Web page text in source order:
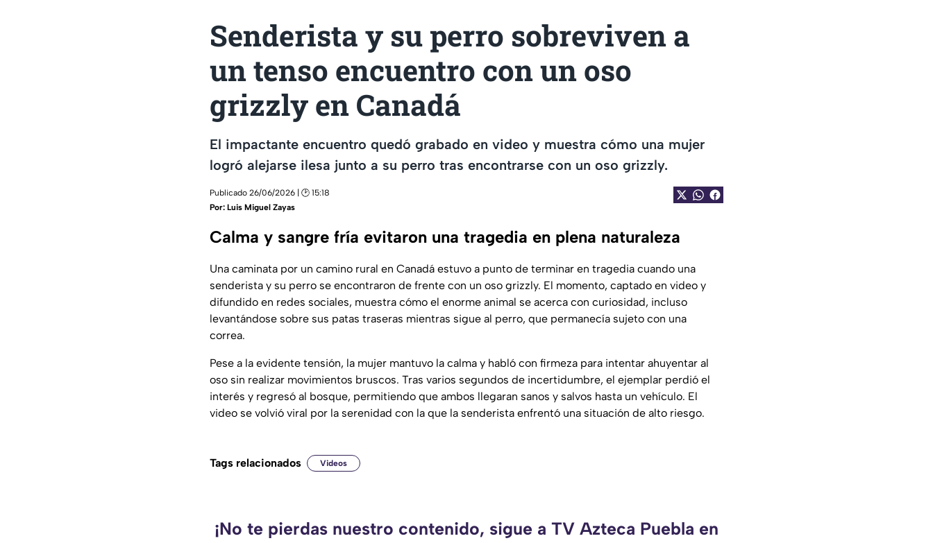
Senderista y su perro sobreviven a
un tenso encuentro con un oso
grizzly en Canadá
El impactante encuentro quedó grabado en video y muestra cómo una mujer
logró alejarse ilesa junto a su perro tras encontrarse con un oso grizzly.
Publicado 26/06/2026 | 🕑 15:18
Por: Luis Miguel Zayas
Calma y sangre fría evitaron una tragedia en plena naturaleza
Una caminata por un camino rural en Canadá estuvo a punto de terminar en tragedia cuando una
senderista y su perro se encontraron de frente con un oso grizzly. El momento, captado en video y
difundido en redes sociales, muestra cómo el enorme animal se acerca con curiosidad, incluso
levantándose sobre sus patas traseras mientras sigue al perro, que permanecía sujeto con una
correa.
Pese a la evidente tensión, la mujer mantuvo la calma y habló con firmeza para intentar ahuyentar al
oso sin realizar movimientos bruscos. Tras varios segundos de incertidumbre, el ejemplar perdió el
interés y regresó al bosque, permitiendo que ambos llegaran sanos y salvos hasta un vehículo. El
video se volvió viral por la serenidad con la que la senderista enfrentó una situación de alto riesgo.
Tags relacionados Videos
¡No te pierdas nuestro contenido, sigue a TV Azteca Puebla en